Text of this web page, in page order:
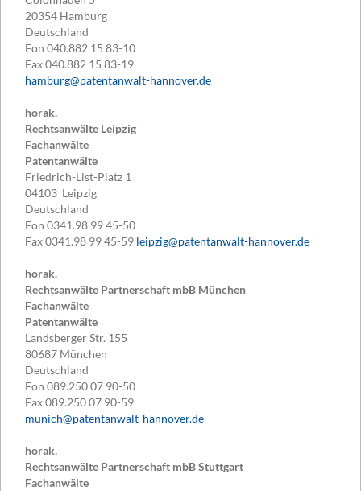
20354 Hamburg
Deutschland
Fon 040.882 15 83-10
Fax040.882 15 83-19
hamburg@patentanwalt-hannover.de
horak.
Rechtsanwälte Leipzig
Fachanwälte
Patentanwälte
Friedrich-List-Platz 1
04103 Leipzig
Deutschland
Fon 0341.98 99 45-50
Fax0341.98 99 45-59 leipzig@patentanwalt-hannover.de
horak.
Rechtsanwälte Partnerschaft mbB München
Fachanwälte
Patentanwälte
Landsberger Str. 155
80687 München
Deutschland
Fon 089.250 07 90-50
Fax089.250 07 90-59
munich@patentanwalt-hannover.de
horak.
Rechtsanwälte Partnerschaft mbB Stuttgart
Fachanwälte